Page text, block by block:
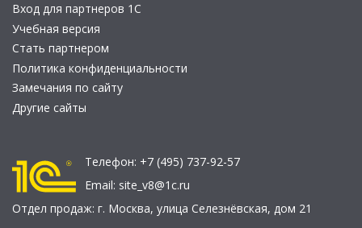
Вход для партнеров 1С
Учебная версия
Стать партнером
Политика конфиденциальности
Замечания по сайту
Другие сайты
Телефон: +7 (495) 737-92-57
Email: site_v8@1c.ru
Отдел продаж: г. Москва, улица Селезнёвская, дом 21